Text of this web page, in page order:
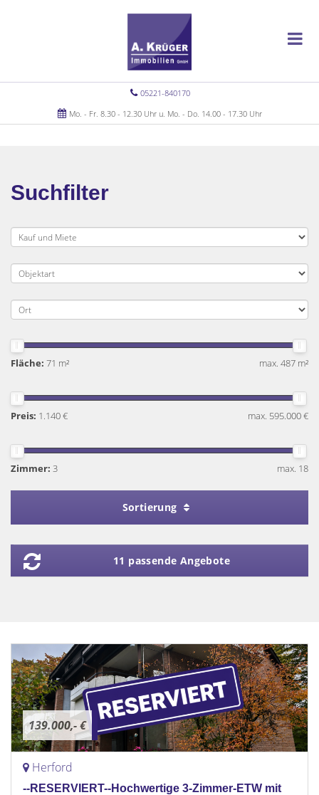
05221-840170
Mo. - Fr. 8.30 - 12.30 Uhr u. Mo. - Do. 14.00 - 17.30 Uhr
Suchfilter
Fläche: 71 m² max. 487 m²
Preis: 1.140 € max. 595.000 €
Zimmer: 3 max. 18
Sortierung
11 passende Angebote
139.000,- €
Herford
--RESERVIERT--Hochwertige 3-Zimmer-ETW mit